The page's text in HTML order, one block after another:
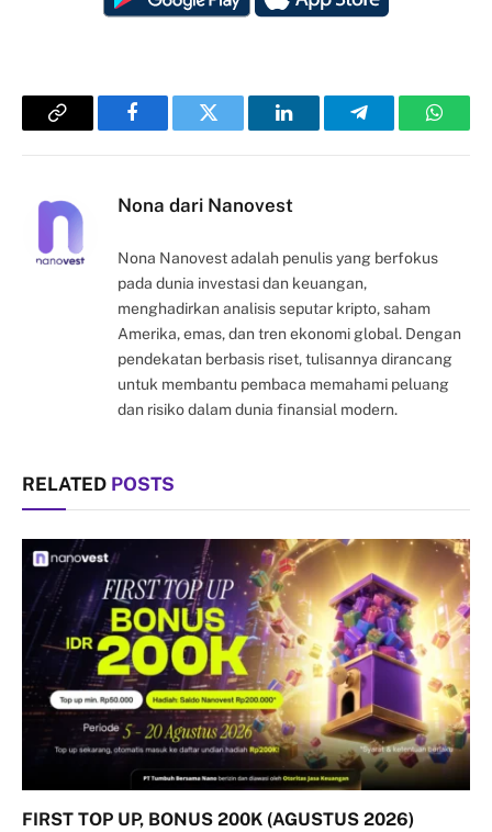
Copy
FacebookTwitter LinkedInTelegram
Nona dari Nanovest
Nona Nanovest adalah penulis yang berfokus
pada dunia investasi dan keuangan,
menghadirkan analisis seputar kripto, saham
Amerika, emas, dan tren ekonomi global. Dengan
pendekatan berbasis riset, tulisannya dirancang
untuk membantu pembaca memahami peluang
dan risiko dalam dunia finansial modern.
RELATED POSTS
FIRST TOP UP, BONUS 200K (AGUSTUS 2026)